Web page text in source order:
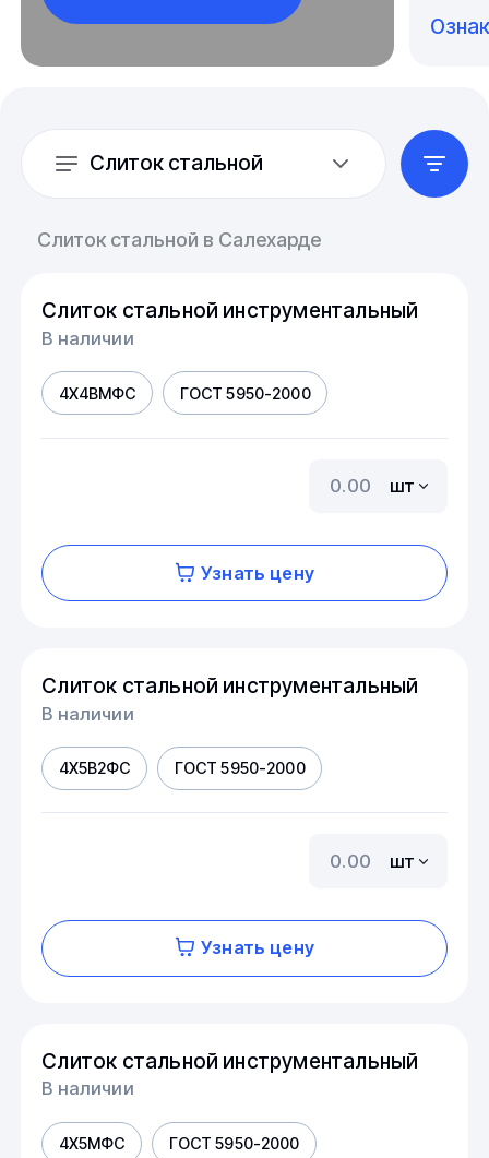
Слиток стальной
Слиток стальной в Салехарде
Слиток стальной инструментальный
В наличии
4Х4ВМФС ГОСТ 5950-2000
шт
Узнать цену
Слиток стальной инструментальный
В наличии
4Х5В2ФС ГОСТ 5950-2000
шт
Узнать цену
Слиток стальной инструментальный
В наличии
4Х5МФС ГОСТ 5950-2000